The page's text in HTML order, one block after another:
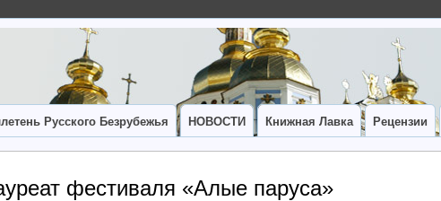
Русского Безрубежья НОВОСТИ Книжная Лавка Рецензии
фестиваля «Алые паруса»